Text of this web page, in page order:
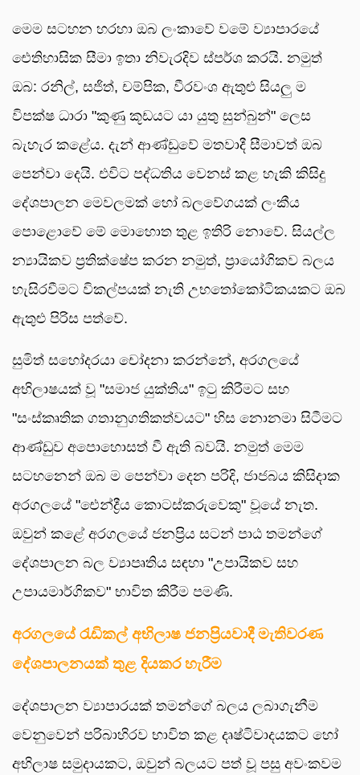
මෙම සටහන හරහා ඔබ ලංකාවේ වමේ ව්‍යාපාරයේ
ඓතිහාසික සීමා ඉතා නිවැරදිව ස්පර්ශ කරයි. නමුත්
ඔබ: රනිල්, සජිත්, චම්පික, වීරවංශ ඇතුළු සියලු ම
විපක්ෂ ධාරා "කුණු කූඩයට යා යුතු සුන්බුන්" ලෙස
බැහැර කළේය. දැන් ආණ්ඩුවේ මතවාදී සීමාවත් ඔබ
පෙන්වා දෙයි. එවිට පද්ධතිය වෙනස් කළ හැකි කිසිදු
දේශපාලන මෙවලමක් හෝ බලවේගයක් ලංකීය
පොළොවේ මේ මොහොත තුළ ඉතිරි නොවේ. සියල්ල
න්‍යායිකව ප්‍රතික්ෂේප කරන නමුත්, ප්‍රායෝගිකව බලය
හැසිරවීමට විකල්පයක් නැති උභතෝකෝටිකයකට ඔබ
ඇතුළු පිරිස පත්වේ.
සුමිත් සහෝදරයා චෝදනා කරන්නේ, අරගලයේ
අභිලාෂයක් වූ "සමාජ යුක්තිය" ඉටු කිරීමට සහ
"සංස්කෘතික ගතානුගතිකත්වයට" හිස නොනමා සිටීමට
ආණ්ඩුව අපොහොසත් වී ඇති බවයි. නමුත් මෙම
සටහනෙන් ඔබ ම පෙන්වා දෙන පරිදි, ජාජබය කිසිදාක
අරගලයේ "ඓන්ද්‍රීය කොටස්කරුවෙකු" වූයේ නැත.
ඔවුන් කළේ අරගලයේ ජනප්‍රිය සටන් පාඨ තමන්ගේ
දේශපාලන බල ව්‍යාපෘතිය සඳහා "උපායිකව සහ
උපායමාර්ගිකව" භාවිත කිරීම පමණි.
අරගලයේ රැඩිකල් අභිලාෂ ජනප්‍රියවාදී මැතිවරණ
දේශපාලනයක් තුළ දියකර හැරීම
දේශපාලන ව්‍යාපාරයක් තමන්ගේ බලය ලබාගැනීම
වෙනුවෙන් පරිබාහිරව භාවිත කළ දෘෂ්ටිවාදයකට හෝ
අභිලාෂ සමුදායකට, ඔවුන් බලයට පත් වූ පසු අවංකවම